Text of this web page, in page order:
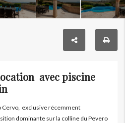
avec piscine
Cervo, exclusive récemment
dominante sur la colline du Pevero